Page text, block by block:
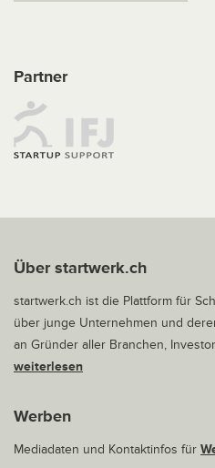
Partner
Über startwerk.ch
startwerk.ch ist die Plattform für
über junge Unternehmen und
an Gründer aller Branchen,
weiterlesen
Werben
Mediadaten und Kontaktinfos für